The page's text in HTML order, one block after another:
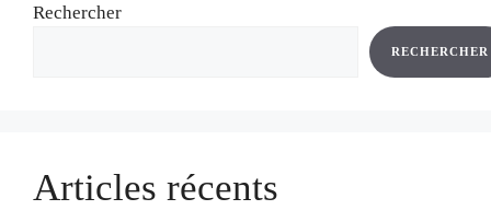
Rechercher
RECHERCHER
Articles récents